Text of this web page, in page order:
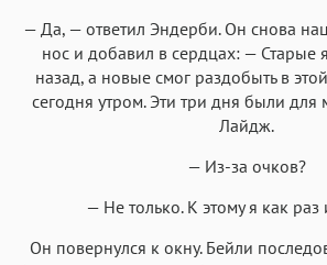
— Да, — ответил Эндерби. Он снова
нос и добавил в сердцах: — Старые
назад, а новые смог раздобыть в
сегодня утром. Эти три дня были
Лайдж.
— Из-за очков?
— Не только. К этому я как
Он повернулся к окну. Бейли